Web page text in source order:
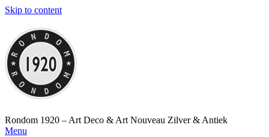
Skip to content
Rondom 1920 – Art Deco & Art Nouveau Zilver & Antiek
Menu